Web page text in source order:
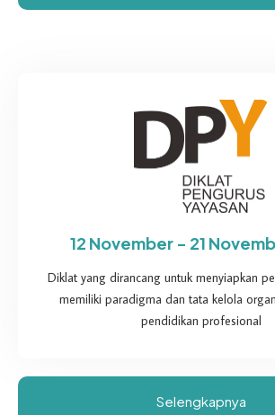
12 November - 21
Diklat yang dirancang untuk menyiapkan
memiliki paradigma dan tata kelola
pendidikan profesional
Selengkapnya